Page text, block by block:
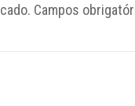
Campos